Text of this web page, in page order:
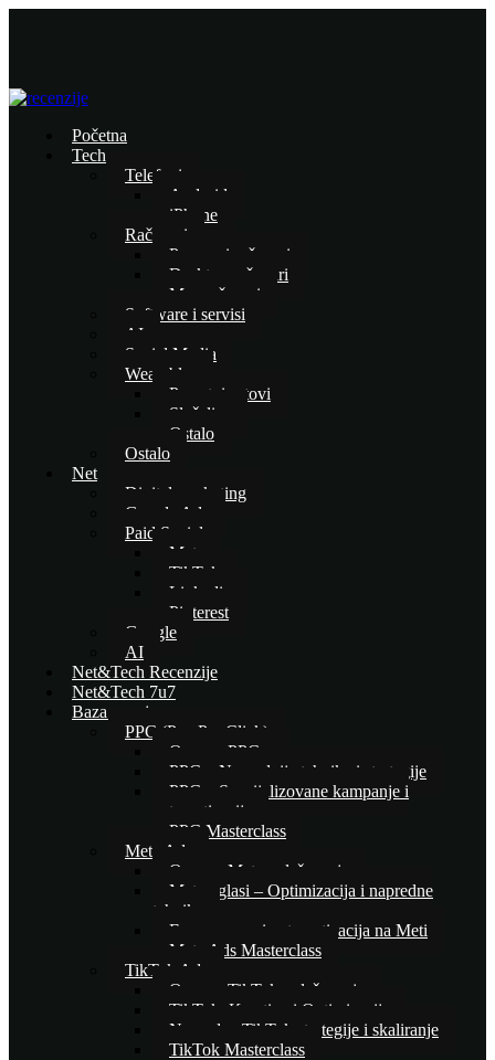
Početna
Tech
Telefoni
Android
iPhone
Računari
Prenosni računari
Desktop računari
Mac računari
Software i servisi
AI
Social Media
Wearables
Pametni satovi
Slušalice
Ostalo
Ostalo
Net
Digital marketing
Google Ads
Paid Social
Meta
TikTok
Linkedin
Pinterest
Google
AI
Net&Tech Recenzije
Net&Tech 7u7
Baza znanja
PPC (Pay Per Click)
Osnove PPC-a
PPC – Naprednije tehnike i strategije
PPC – Specijalizovane kampanje i
automatizacija
PPC Masterclass
Meta Ads
Osnove Meta oglašavanja
Meta oglasi – Optimizacija i napredne
tehnike
E-commerce i automatizacija na Meti
Meta Ads Masterclass
TikTok Ads
Osnove TikTok oglašavanja
TikTok: Kreativa i Optimizacija
Napredne TikTok strategije i skaliranje
TikTok Masterclass